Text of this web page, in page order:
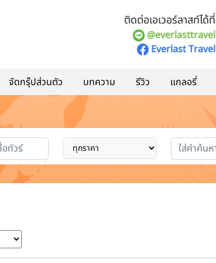
ติดต่อเอเวอร์ลาสท์ได้ที่
@everlasttravel
Everlast Travel
จัดกรุ๊ปส่วนตัว บทความ รีวิว แกลอรี่